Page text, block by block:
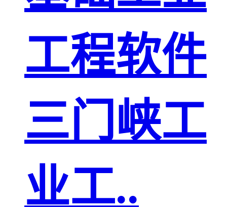
工程软件
三门峡工
业工..